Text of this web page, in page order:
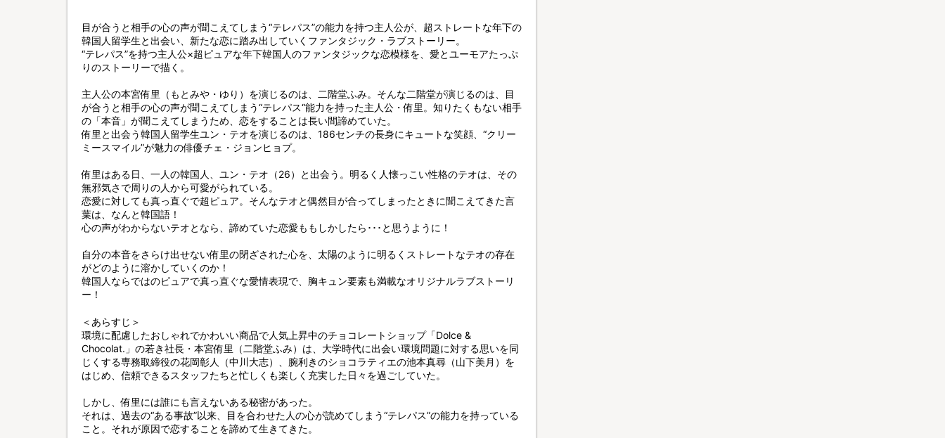
目が合うと相手の心の声が聞こえてしまう“テレパス”の能力を持つ主人公が、超ストレートな年下の
韓国人留学生と出会い、新たな恋に踏み出していくファンタジック・ラブストーリー。
“テレパス”を持つ主人公×超ピュアな年下韓国人のファンタジックな恋模様を、愛とユーモアたっぷ
りのストーリーで描く。
主人公の本宮侑里（もとみや・ゆり）を演じるのは、二階堂ふみ。そんな二階堂が演じるのは、目
が合うと相手の心の声が聞こえてしまう“テレパス“能力を持った主人公・侑里。知りたくもない相手
の「本音」が聞こえてしまうため、恋をすることは長い間諦めていた。
侑里と出会う韓国人留学生ユン・テオを演じるのは、186センチの長身にキュートな笑顔、“クリー
ミースマイル”が魅力の俳優チェ・ジョンヒョプ。
侑里はある日、一人の韓国人、ユン・テオ（26）と出会う。明るく人懐っこい性格のテオは、その
無邪気さで周りの人から可愛がられている。
恋愛に対しても真っ直ぐで超ピュア。そんなテオと偶然目が合ってしまったときに聞こえてきた言
葉は、なんと韓国語！
心の声がわからないテオとなら、諦めていた恋愛ももしかしたら･･･と思うように！
自分の本音をさらけ出せない侑里の閉ざされた心を、太陽のように明るくストレートなテオの存在
がどのように溶かしていくのか！
韓国人ならではのピュアで真っ直ぐな愛情表現で、胸キュン要素も満載なオリジナルラブストーリ
ー！
＜あらすじ＞
環境に配慮したおしゃれでかわいい商品で人気上昇中のチョコレートショップ「Dolce &
Chocolat.」の若き社長・本宮侑里（二階堂ふみ）は、大学時代に出会い環境問題に対する思いを同
じくする専務取締役の花岡彰人（中川大志）、腕利きのショコラティエの池本真尋（山下美月）を
はじめ、信頼できるスタッフたちと忙しくも楽しく充実した日々を過ごしていた。
しかし、侑里には誰にも言えないある秘密があった。
それは、過去の“ある事故”以来、目を合わせた人の心が読めてしまう“テレパス”の能力を持っている
こと。それが原因で恋することを諦めて生きてきた。